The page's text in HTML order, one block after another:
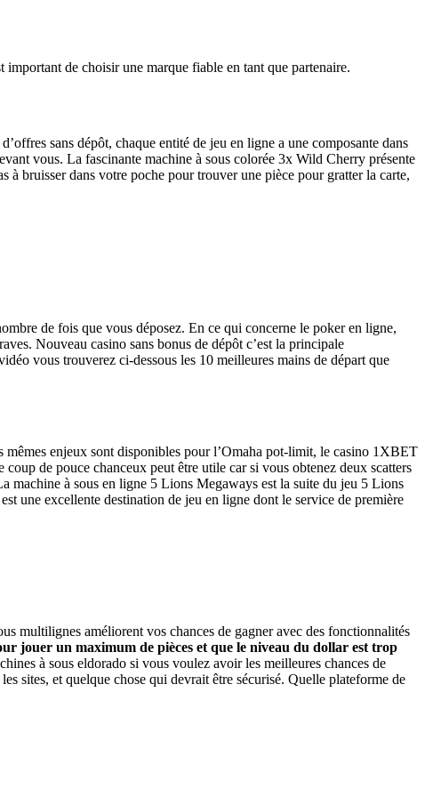
de choisir une marque fiable en tant que partenaire.
sans dépôt, chaque entité de jeu en ligne a une composante dans
vous. La fascinante machine à sous colorée 3x Wild Cherry présente
à bruisser dans votre poche pour trouver une pièce pour gratter la carte,
de fois que vous déposez. En ce qui concerne le poker en ligne,
Nouveau casino sans bonus de dépôt c’est la principale
vous trouverez ci-dessous les 10 meilleures mains de départ que
mêmes enjeux sont disponibles pour l’Omaha pot-limit, le casino 1XBET
coup de pouce chanceux peut être utile car si vous obtenez deux scatters
machine à sous en ligne 5 Lions Megaways est la suite du jeu 5 Lions
une excellente destination de jeu en ligne dont le service de première
multilignes améliorent vos chances de gagner avec des fonctionnalités
jouer un maximum de pièces et que le niveau du dollar est trop
à sous eldorado si vous voulez avoir les meilleures chances de
sites, et quelque chose qui devrait être sécurisé. Quelle plateforme de